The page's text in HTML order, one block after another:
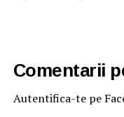
Comentarii
Autentifica-te pe